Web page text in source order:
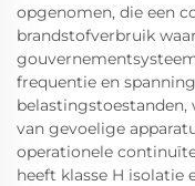
opgenomen, die een
brandstofverbruik
frequentie en
van gevoelige
operationele
heeft klasse H isolatie